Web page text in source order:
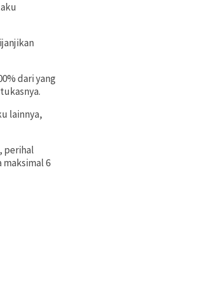
dari yang
lainnya,
perihal
maksimal 6